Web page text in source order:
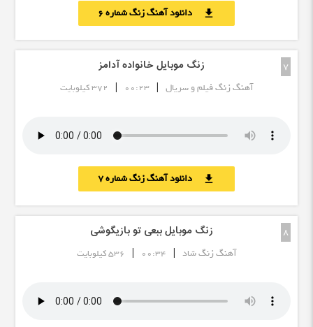
download دانلود آهنگ زنگ شماره 6
7 زنگ موبایل خانواده آدامز
آهنگ زنگ فیلم و سریال |
00:23
| 372 کیلوبایت
download دانلود آهنگ زنگ شماره 7
8 زنگ موبایل ببعی تو بازیگوشی
آهنگ زنگ شاد |
00:34
| 536 کیلوبایت